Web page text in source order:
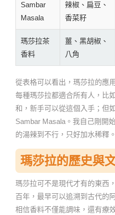
Sambar
Masala
辣椒、扁豆、
香菜籽
瑪莎拉茶
香料
薑、黑胡椒、
八角
從表格可以看出，瑪莎拉的應
每種瑪莎拉都適合所有人，比
和，新手可以從這個入手；但
Sambar Masala。我自己剛開
的湯辣到不行，只好加水稀釋。
瑪莎拉的歷史與
瑪莎拉可不是現代才有的東西
百年，最早可以追溯到古代的
相信香料不僅能調味，還有療